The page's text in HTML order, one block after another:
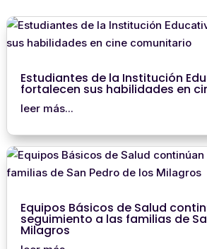
Estudiantes de la Institución
fortalecen sus habilidades en
leer más...
Equipos Básicos de Salud
seguimiento a las familias de
Milagros